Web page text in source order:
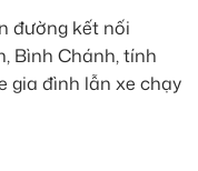
đường kết nối
Bình Chánh, tính
gia đình lẫn xe chạy